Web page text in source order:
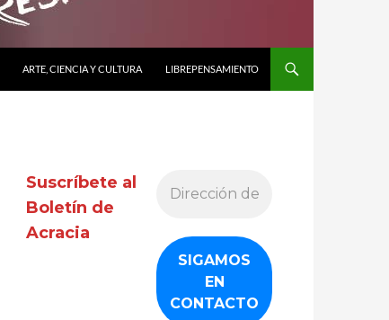
ARTE, CIENCIA Y CULTURA LIBREPENSAMIENTO
Suscríbete al
Boletín de
Acracia